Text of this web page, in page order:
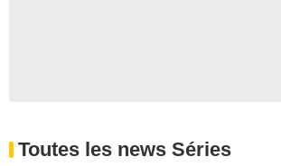
Toutes les news Séries